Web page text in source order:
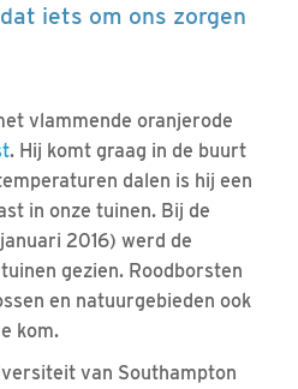
iets om ons zorgen
vlammende oranjerode
. Hij komt graag in de buurt
dalen is hij een
in onze tuinen. Bij de
2016) werd de
gezien. Roodborsten
en natuurgebieden ook
kom.
van Southampton